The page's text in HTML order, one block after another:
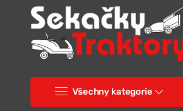
Všechny kategorie